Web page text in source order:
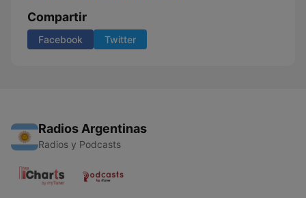
Compartir
Facebook Twitter
Radios Argentinas
Radios y Podcasts